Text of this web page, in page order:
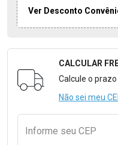
Ver Desconto
Formulário para
CALCULAR
Calcule o
Não sei meu
Informe seu CEP